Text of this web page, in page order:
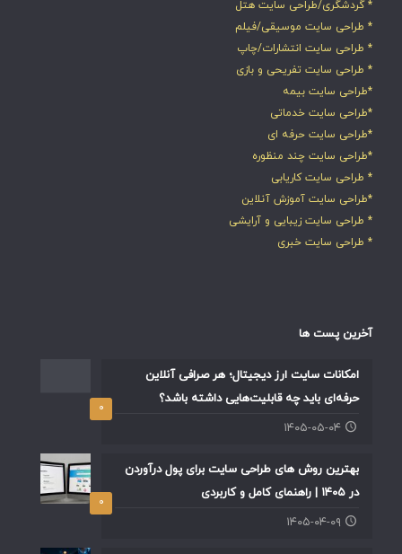
* گردشگری/طراحی سایت هتل
* طراحی سایت موسیقی/فیلم
* طراحی سایت انتشارات/چاپ
* طراحی سایت تفریحی و بازی
*طراحی سایت بیمه
*طراحی سایت خدماتی
*طراحی سایت حرفه ای
*طراحی سایت چند منظوره
* طراحی سایت کاریابی
*طراحی سایت آموزش آنلاین
* طراحی سایت زیبایی و آرایشی
* طراحی سایت خبری
آخرین پست ها
۰
امکانات سایت ارز دیجیتال؛ هر صرافی آنلاین
حرفه‌ای باید چه قابلیت‌هایی داشته باشد؟
۱۴۰۵-۰۵-۰۴
۰
بهترین روش های طراحی سایت برای پول درآوردن
در ۱۴۰۵ | راهنمای کامل و کاربردی
۱۴۰۵-۰۴-۰۹